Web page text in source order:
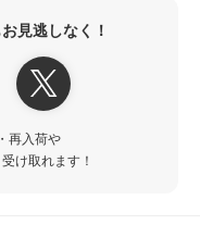
見逃しなく！
再入荷や
け取れます！